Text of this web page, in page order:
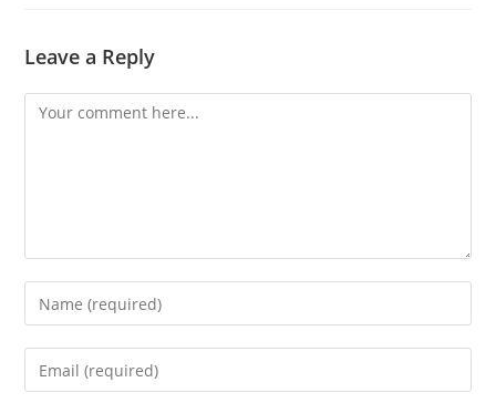
Leave a Reply
Comment
Enter
your
name
Enter
your